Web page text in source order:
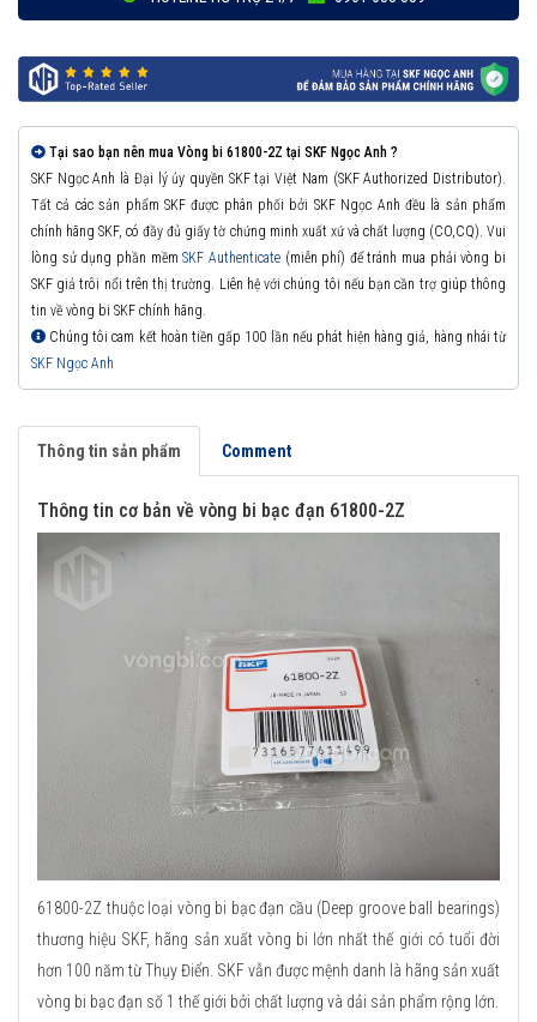
Tại sao bạn nên mua Vòng bi 61800-2Z tại SKF Ngọc Anh ?
SKF Ngọc Anh là Đại lý ủy quyền SKF tại Việt Nam (SKF Authorized Distributor).
Tất cả các sản phẩm SKF được phân phối bởi SKF Ngọc Anh đều là sản phẩm
chính hãng SKF, có đầy đủ giấy tờ chứng minh xuất xứ và chất lượng (CO,CQ). Vui
lòng sử dụng phần mềmSKF Authenticate(miễn phí) để tránh mua phải vòng bi
SKF giả trôi nổi trên thị trường. Liên hệ với chúng tôi nếu bạn cần trợ giúp thông
tin về vòng bi SKF chính hãng.
Chúng tôi cam kết hoàn tiền gấp 100 lần nếu phát hiện hàng giả, hàng nhái từ
SKF Ngọc Anh
Thông tin sản phẩm Comment
Thông tin cơ bản về vòng bi bạc đạn 61800-2Z
61800-2Z thuộc loại vòng bi bạc đạn cầu (Deep groove ball bearings)
thương hiệu SKF, hãng sản xuất vòng bi lớn nhất thế giới có tuổi đời
hơn 100 năm từ Thụy Điển. SKF vẫn được mệnh danh là hãng sản xuất
vòng bi bạc đạn số 1 thế giới bởi chất lượng và dải sản phẩm rộng lớn.